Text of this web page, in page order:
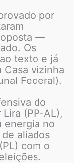
por
—
Os
texto e já
Casa vizinha
Federal).
do
(PP-AL),
energia no
aliados
com o